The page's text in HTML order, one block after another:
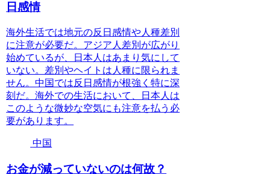
日感情
海外生活では地元の反日感情や人種差別
に注意が必要だ。アジア人差別が広がり
始めているが、日本人はあまり気にして
いない。差別やヘイトは人種に限られま
せん。中国では反日感情が根強く特に深
刻だ。海外での生活において、日本人は
このような微妙な空気にも注意を払う必
要があります。
中国
お金が減っていないのは何故？